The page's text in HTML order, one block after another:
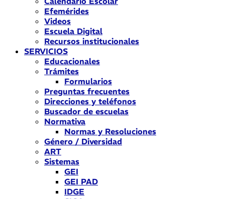
Efemérides
Videos
Escuela Digital
Recursos institucionales
SERVICIOS
Educacionales
Trámites
Formularios
Preguntas frecuentes
Direcciones y teléfonos
Buscador de escuelas
Normativa
Normas y Resoluciones
Género / Diversidad
ART
Sistemas
GEI
GEI PAD
IDGE